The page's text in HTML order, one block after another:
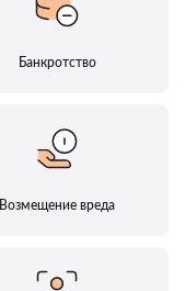
Банкротство
Возмещение вреда